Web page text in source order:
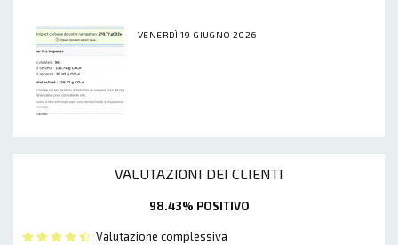
VENERDÌ 19 GIUGNO 2026
VALUTAZIONI DEI CLIENTI
98.43% POSITIVO
Valutazione complessiva